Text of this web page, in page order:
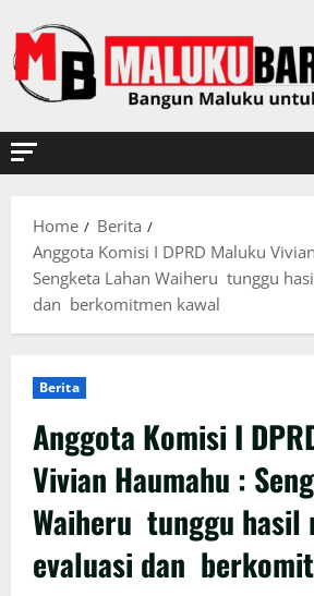
to
content
Home
Berita
Anggota Komisi I DPRD Maluku
Sengketa Lahan Waiheru tunggu
dan berkomitmen kawal
Berita
Anggota Komisi I
Vivian Haumahu :
Waiheru tunggu hasil
evaluasi dan